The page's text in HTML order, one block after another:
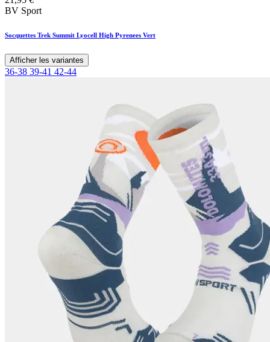
BV Sport
Socquettes Trek Summit Lyocell High Pyrenees Vert
Afficher les variantes
36-38 39-41 42-44